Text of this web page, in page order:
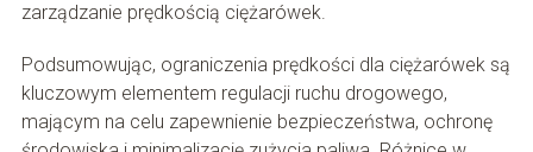
zarządzanie prędkością ciężarówek.
Podsumowując, ograniczenia prędkości dla ciężarówek są
kluczowym elementem regulacji ruchu drogowego,
mającym na celu zapewnienie bezpieczeństwa, ochronę